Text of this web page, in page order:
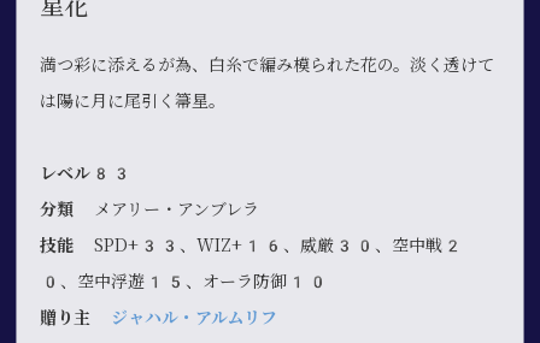
星花
満つ彩に添えるが為、白糸で編み模られた花の。淡く透けて
は陽に月に尾引く箒星。
レベル83
分類 メアリー・アンブレラ
技能 SPD+33、WIZ+16、威厳30、空中戦2
0、空中浮遊15、オーラ防御10
贈り主 ジャハル・アルムリフ